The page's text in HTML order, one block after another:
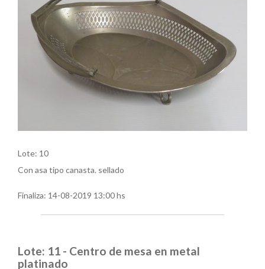
Lote: 10
Con asa tipo canasta. sellado
Finaliza: 14-08-2019 13:00 hs
Lote: 11 - Centro de mesa en metal
platinado